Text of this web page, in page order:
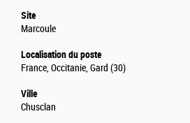
Site
Marcoule
Localisation du poste
France, Occitanie, Gard (30)
Ville
Chusclan